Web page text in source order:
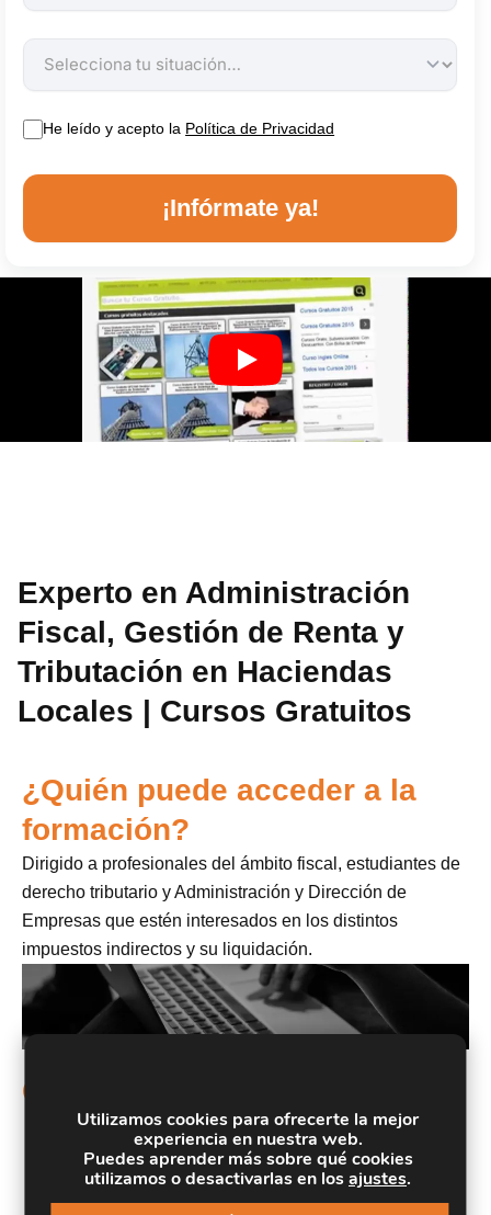
He leído y acepto la Política de Privacidad
¡Infórmate ya!
Experto en Administración
Fiscal, Gestión de Renta y
Tributación en Haciendas
Locales | Cursos Gratuitos
¿Quién puede acceder a la
formación?
Dirigido a profesionales del ámbito fiscal, estudiantes de
derecho tributario y Administración y Dirección de
Empresas que estén interesados en los distintos
impuestos indirectos y su liquidación.
Objetivos
Estudiar a fondo el Impuesto sobre el Valor
Añadido como principal impuesto indirecto al que
están sujetos las sociedades mercantiles.
Liquidar el Impuesto sobre el Valor Añadido
Utilizamos cookies para ofrecerte la mejor
experiencia en nuestra web.
Puedes aprender más sobre qué cookies
utilizamos o desactivarlas en losajustes.